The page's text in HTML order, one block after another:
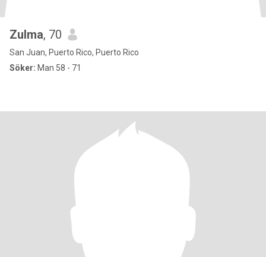
Zulma, 70
San Juan, Puerto Rico, Puerto Rico
Söker: Man 58 - 71